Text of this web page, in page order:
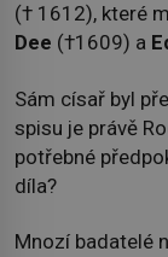
(† 1612), které
Dee (†1609) a
Sám císař byl
spisu je právě
potřebné
díla?
Mnozí badatelé